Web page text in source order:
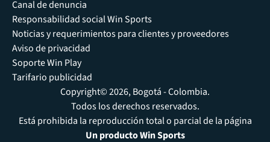
Canal de denuncia
Responsabilidad social Win Sports
Noticias y requerimientos para clientes y proveedores
Aviso de privacidad
Soporte Win Play
Tarifario publicidad
Copyright© 2026, Bogotá - Colombia.
Todos los derechos reservados.
Está prohibida la reproducción total o parcial de la página
Un producto Win Sports